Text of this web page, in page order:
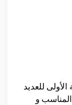
للعديد
و